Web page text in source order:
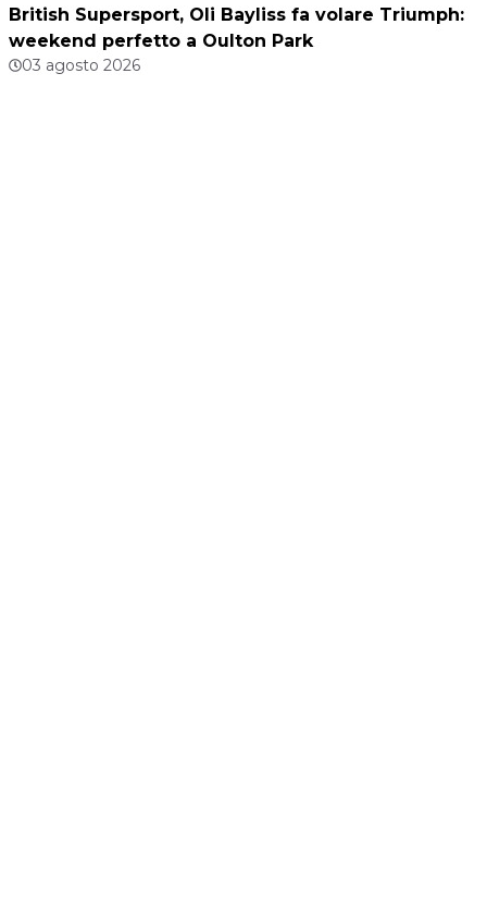
British Supersport, Oli Bayliss fa volare Triumph:
weekend perfetto a Oulton Park
03 agosto 2026